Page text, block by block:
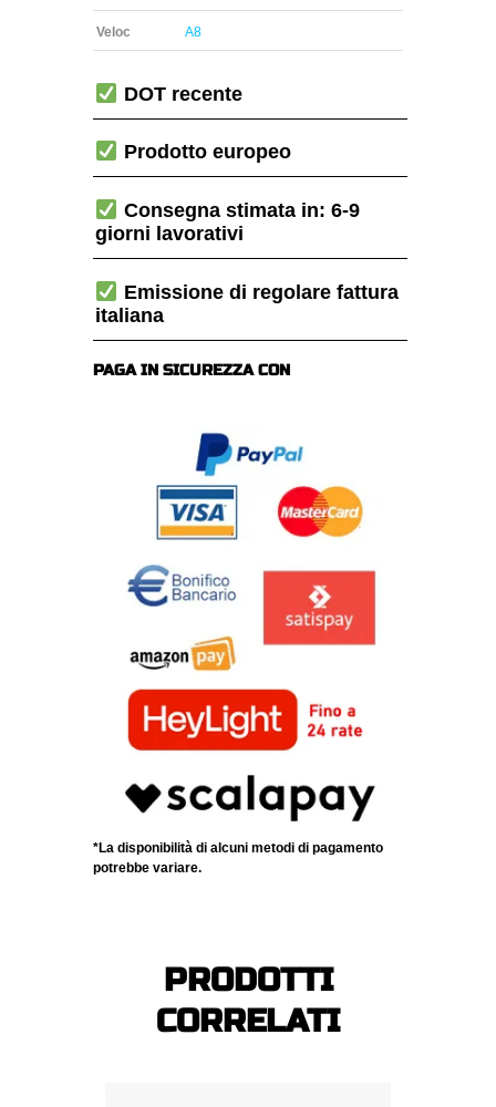
Veloc A8
DOT recente
Prodotto europeo
Consegna stimata in: 6-9
giorni lavorativi
Emissione di regolare fattura
italiana
PAGA IN SICUREZZA CON
*La disponibilità di alcuni metodi di pagamento
potrebbe variare.
PRODOTTI
CORRELATI